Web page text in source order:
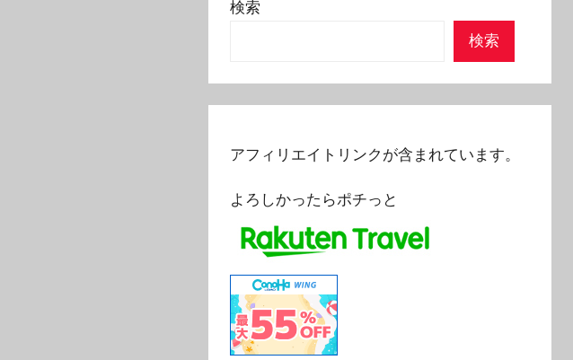
検索
検索
アフィリエイトリンクが含まれています。
よろしかったらポチっと